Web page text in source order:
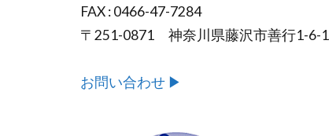
FAX : 0466-47-7284
〒251-0871 神奈川県藤沢市善行1-6-1
お問い合わせ ▶︎